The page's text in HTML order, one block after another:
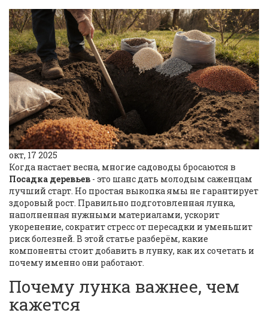
окт, 17 2025
Когда настает весна, многие садоводы бросаются в
Посадка деревьев - это шанс дать молодым саженцам
лучший старт. Но простая выкопка ямы не гарантирует
здоровый рост. Правильно подготовленная лунка,
наполненная нужными материалами, ускорит
укоренение, сократит стресс от пересадки и уменьшит
риск болезней. В этой статье разберём, какие
компоненты стоит добавить в лунку, как их сочетать и
почему именно они работают.
Почему лунка важнее, чем
кажется